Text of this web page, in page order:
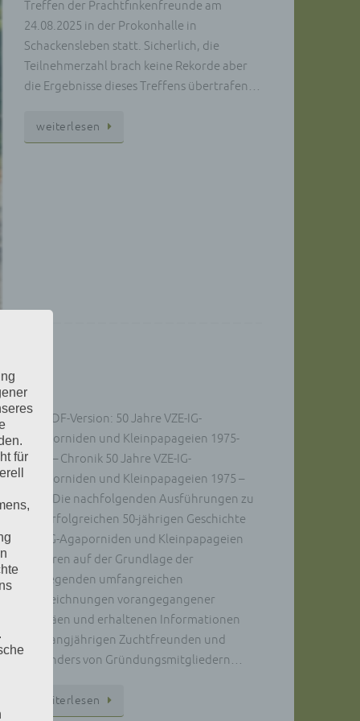
Treffen der Prachtfinkenfreunde am
24.08.2025 in der Prokonhalle in
Schackensleben statt. Sicherlich, die
Teilnehmerzahl brach keine Rekorde aber
die Ergebnisse dieses Treffens übertrafen…
wei­ter­le­sen
zur PDF-Version: 50 Jahre VZE-IG-
Agaporniden und Kleinpapageien 1975-
2025 – Chronik 50 Jahre VZE-IG-
Agaporniden und Kleinpapageien 1975 –
2025 Die nachfolgenden Ausführungen zu
der erfolgreichen 50-jährigen Geschichte
der IG-Agaporniden und Kleinpapageien
basieren auf der Grundlage der
vorliegenden umfangreichen
Aufzeichnungen vorangegangener
Jubiläen und erhaltenen Informationen
von langjährigen Zuchtfreunden und
besonders von Gründungsmitgliedern…
wei­ter­le­sen
für